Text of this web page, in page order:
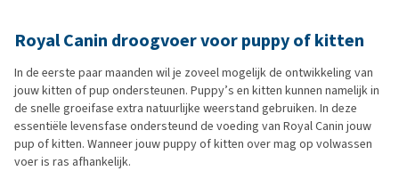
Royal Canin droogvoer voor puppy of kitten
In de eerste paar maanden wil je zoveel mogelijk de ontwikkeling van
jouw kitten of pup ondersteunen. Puppy’s en kitten kunnen namelijk in
de snelle groeifase extra natuurlijke weerstand gebruiken. In deze
essentiële levensfase ondersteund de voeding van Royal Canin jouw
pup of kitten. Wanneer jouw puppy of kitten over mag op volwassen
voer is ras afhankelijk.